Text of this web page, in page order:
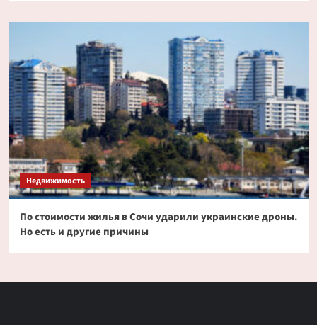
Недвижимость
По стоимости жилья в Сочи ударили украинские дроны.
Но есть и другие причины